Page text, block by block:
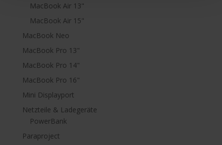
MacBook Air 13"
MacBook Air 15"
MacBook Neo
MacBook Pro 13"
MacBook Pro 14"
MacBook Pro 16"
Mini Displayport
Netzteile & Ladegeräte
PowerBank
Paraproject